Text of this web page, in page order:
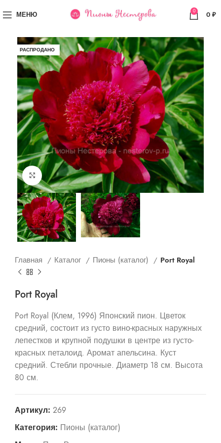
МЕНЮ 0 0 ₽
РАСПРОДАНО
Увеличить
Главная Каталог Пионы (каталог) Port Royal
Port Royal
Port Royal (Клем, 1996) Японский пион. Цветок
средний, состоит из густо вино-красных наружных
лепестков и крупной подушки в центре из густо-
красных петалоид. Аромат апельсина. Куст
средний. Стебли прочные. Диаметр 18 см. Высота
80 см.
Артикул: 269
Категория: Пионы (каталог)